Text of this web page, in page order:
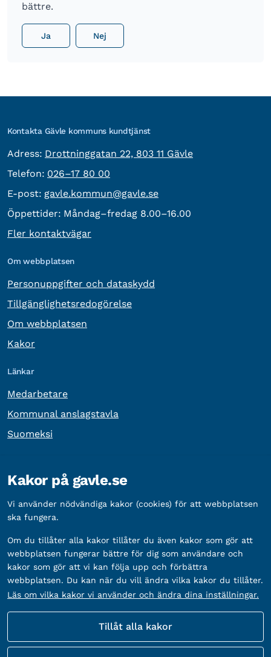
bättre.
Ja Nej
Kontakta Gävle kommuns kundtjänst
Adress: besöksadress:
Drottninggatan 22, 803 11 Gävle
Telefon: Telefon:
026–17 80 00
E-post: E-post:
gavle.kommun@gavle.se
Öppettider: Måndag–fredag 8.00–16.00
Fler kontaktvägar
Om webbplatsen
Personuppgifter och dataskydd
Tillgänglighetsredogörelse
Om webbplatsen
Kakor
Länkar
Medarbetare
Kommunal anslagstavla
Suomeksi
Organisationsnummer: 212000-2338
Bankgironummer: 5888-2333
Kakor på gavle.se
Vi använder nödvändiga kakor (cookies) för att webbplatsen
ska fungera.
Om du tillåter alla kakor tillåter du även kakor som gör att
webbplatsen fungerar bättre för dig som användare och
kakor som gör att vi kan följa upp och förbättra
webbplatsen. Du kan när du vill ändra vilka kakor du tillåter.
Läs om vilka kakor vi använder och ändra dina inställningar.
Tillåt alla kakor